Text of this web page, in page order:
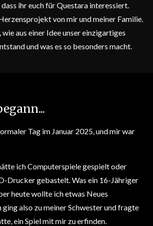
ihr euch für Questara interessiert.
von mir und meiner Familie.
wie aus einer Idee unser einzigartiges
und was es so besonders macht.
Tag im Januar 2025, und mir war
ich Computerspiele gespielt oder
Drucker gebastelt. Was ein 16-Jähriger
heute wollte ich etwas Neues
ging also zu meiner Schwester und fragte
ein Spiel mit mir zu erfinden.